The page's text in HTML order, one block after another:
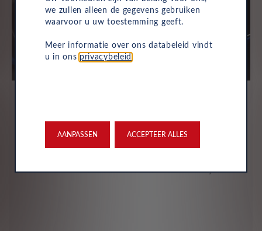
auto's: hoe het werkt?
conventionele auto's. Lees meer over Leasys.
we zullen alleen de gegevens gebruiken
waarvoor u uw toestemming geeft.
Meer informatie over ons databeleid vindt
u in ons privacybeleid
AANPASSEN ACCEPTEER ALLES